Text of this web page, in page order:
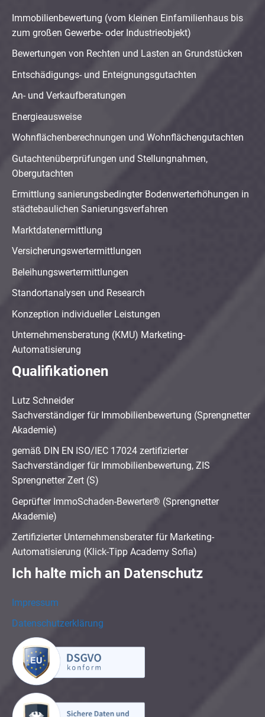
Immobilienbewertung (vom kleinen Einfamilienhaus bis
zum großen Gewerbe- oder Industrieobjekt)
Bewertungen von Rechten und Lasten an Grundstücken
Entschädigungs- und Enteignungsgutachten
An- und Verkaufberatungen
Energieausweise
Wohnflächenberechnungen und Wohnflächengutachten
Gutachtenüberprüfungen und Stellungnahmen,
Obergutachten
Ermittlung sanierungsbedingter Bodenwerterhöhungen in
städtebaulichen Sanierungsverfahren
Marktdatenermittlung
Versicherungswertermittlungen
Beleihungswertermittlungen
Standortanalysen und Research
Konzeption individueller Leistungen
Unternehmensberatung (KMU) Marketing-
Automatisierung
Qualifikationen
Lutz Schneider
Sachverständiger für Immobilienbewertung (Sprengnetter
Akademie)
gemäß DIN EN ISO/IEC 17024 zertifizierter
Sachverständiger für Immobilienbewertung, ZIS
Sprengnetter Zert (S)
Geprüfter ImmoSchaden-Bewerter® (Sprengnetter
Akademie)
Zertifizierter Unternehmensberater für Marketing-
Automatisierung (Klick-Tipp Academy Sofia)
Ich halte mich an Datenschutz
Impressum
Datenschutzerklärung